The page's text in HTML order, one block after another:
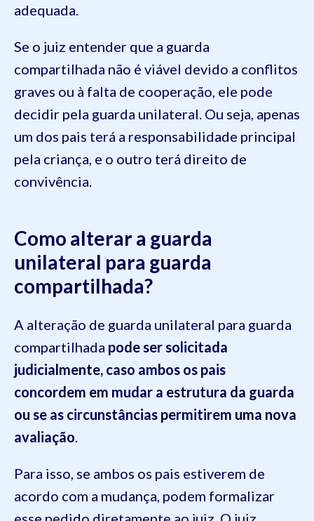
adequada.
Se o juiz entender que a guarda
compartilhada não é viável devido a conflitos
graves ou à falta de cooperação, ele pode
decidir pela guarda unilateral. Ou seja, apenas
um dos pais terá a responsabilidade principal
pela criança, e o outro terá direito de
convivência.
Como alterar a guarda
unilateral para guarda
compartilhada?
A alteração de guarda unilateral para guarda
compartilhada pode ser solicitada
judicialmente, caso ambos os pais
concordem em mudar a estrutura da guarda
ou se as circunstâncias permitirem uma nova
avaliação
Para isso, se ambos os pais estiverem de
acordo com a mudança, podem formalizar